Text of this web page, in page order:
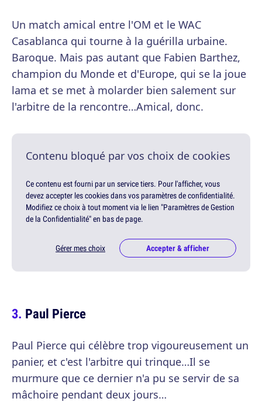
Un match amical entre l'OM et le WAC
Casablanca qui tourne à la guérilla urbaine.
Baroque. Mais pas autant que Fabien Barthez,
champion du Monde et d'Europe, qui se la joue
lama et se met à molarder bien salement sur
l'arbitre de la rencontre…Amical, donc.
Contenu bloqué par vos choix de cookies
Ce contenu est fourni par un service tiers. Pour l'afficher, vous
devez accepter les cookies dans vos paramètres de confidentialité.
Modifiez ce choix à tout moment via le lien "Paramètres de Gestion
de la Confidentialité" en bas de page.
Gérer mes choix Accepter & afficher
Paul Pierce
Paul Pierce qui célèbre trop vigoureusement un
panier, et c'est l'arbitre qui trinque…Il se
murmure que ce dernier n'a pu se servir de sa
mâchoire pendant deux jours…